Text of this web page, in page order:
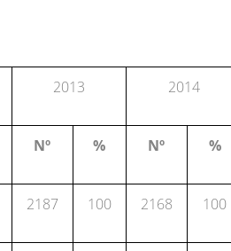
2013 2014
Nº % Nº %
2187 100 2168 100